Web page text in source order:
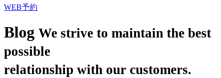
WEB予約
Blog We strive to maintain the best
possible
relationship with our customers.